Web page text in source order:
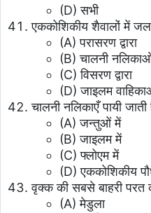
(D) सभी
एककोशिकीय शैवालों में
(A) परासरण द्वारा
(B) चालनी नलिकाओं
(C) विसरण द्वारा
(D) जाइलम वाहिकाओं
चालनी नलिकाएँ पायी
(A) जन्तुओं में
(B) जाइलम में
(C) फ्लोएम में
(D) एककोशिकीय
वृक्क की सबसे बाहरी
(A) मेडुला